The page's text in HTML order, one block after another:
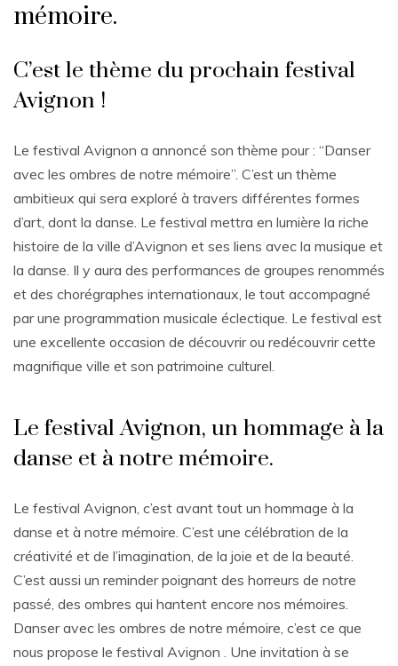
mémoire.
C’est le thème du prochain festival
Avignon !
Le festival Avignon a annoncé son thème pour : “Danser
avec les ombres de notre mémoire”. C’est un thème
ambitieux qui sera exploré à travers différentes formes
d’art, dont la danse. Le festival mettra en lumière la riche
histoire de la ville d’Avignon et ses liens avec la musique et
la danse. Il y aura des performances de groupes renommés
et des chorégraphes internationaux, le tout accompagné
par une programmation musicale éclectique. Le festival est
une excellente occasion de découvrir ou redécouvrir cette
magnifique ville et son patrimoine culturel.
Le festival Avignon, un hommage à la
danse et à notre mémoire.
Le festival Avignon, c’est avant tout un hommage à la
danse et à notre mémoire. C’est une célébration de la
créativité et de l’imagination, de la joie et de la beauté.
C’est aussi un reminder poignant des horreurs de notre
passé, des ombres qui hantent encore nos mémoires.
Danser avec les ombres de notre mémoire, c’est ce que
nous propose le festival Avignon . Une invitation à se